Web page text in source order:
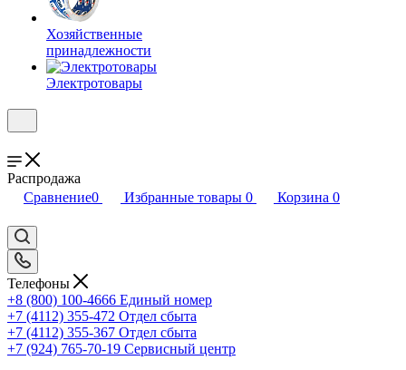
Хозяйственные
принадлежности
Электротовары
Распродажа
Сравнение0 Избранные товары 0 Корзина 0
Телефоны
+8 (800) 100-4666 Единый номер
+7 (4112) 355-472 Отдел сбыта
+7 (4112) 355-367 Отдел сбыта
+7 (924) 765-70-19 Сервисный центр